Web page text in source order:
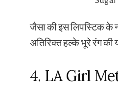
जैसा की इस लिपस्टिक के
अतिरिक्त हल्के भूरे रंग की
4. LA Girl